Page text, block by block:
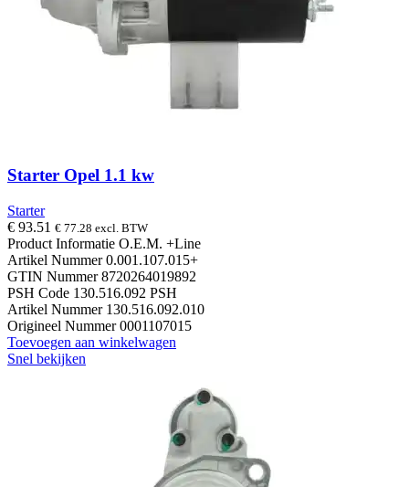
Starter Opel 1.1 kw
Starter
€ 93.51 € 77.28 excl. BTW
Product Informatie O.E.M. +Line
Artikel Nummer 0.001.107.015+
GTIN Nummer 8720264019892
PSH Code 130.516.092 PSH
Artikel Nummer 130.516.092.010
Origineel Nummer 0001107015
Toevoegen aan winkelwagen
Snel bekijken